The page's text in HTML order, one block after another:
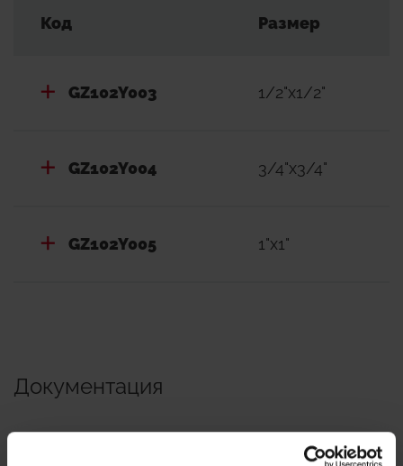
Код Размер
GZ102Y003 1/2"x1/2"
GZ102Y004 3/4"x3/4"
GZ102Y005 1"x1"
Документация